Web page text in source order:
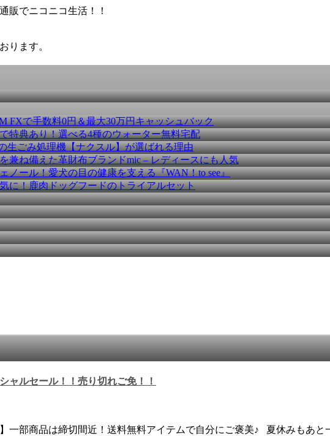
販でニコニコ生活！！
ります。
FXで手数料0円＆最大30万円キャッシュバック
特典あり！選べる4種のウォーター無料宅配
生ごみ処理機【ナクスル】が選ばれる理由
兼ね備えた革財布ブランドmic – レディースにも人気
ノール！愛犬の目の健康を支える『WAN！to see』
に！鹿肉ドッグフードのトライアルセット
ャルセール！！売り切れご免！！
部商品は締切間近！送料無料アイテムで自分にご褒美♪ 夏休みもあと